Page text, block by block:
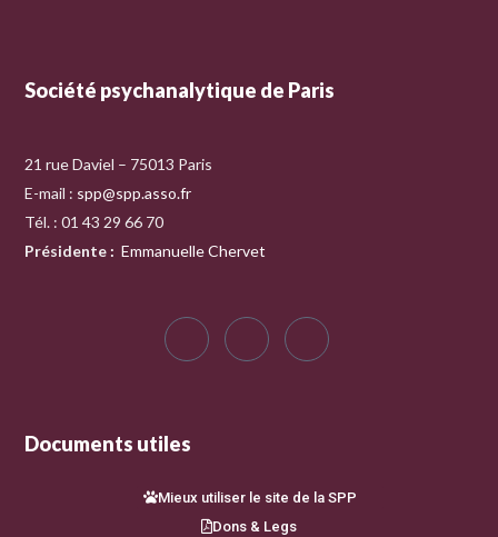
Société psychanalytique de Paris
21 rue Daviel – 75013 Paris
E-mail : spp@spp.asso.fr
Tél. : 01 43 29 66 70
Présidente : Emmanuelle Chervet
Documents utiles
Mieux utiliser le site de la SPP
Dons & Legs